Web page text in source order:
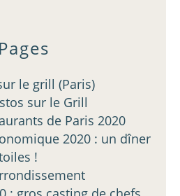
Pages
le grill (Paris)
sur le Grill
de Paris 2020
2020 : un dîner
!